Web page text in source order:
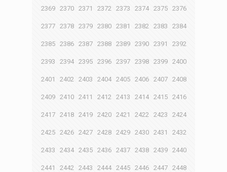
2369 2370 2371 2372 2373 2374 2375 2376
2377 2378 2379 2380 2381 2382 2383 2384
2385 2386 2387 2388 2389 2390 2391 2392
2393 2394 2395 2396 2397 2398 2399 2400
2401 2402 2403 2404 2405 2406 2407 2408
2409 2410 2411 2412 2413 2414 2415 2416
2417 2418 2419 2420 2421 2422 2423 2424
2425 2426 2427 2428 2429 2430 2431 2432
2433 2434 2435 2436 2437 2438 2439 2440
2441 2442 2443 2444 2445 2446 2447 2448